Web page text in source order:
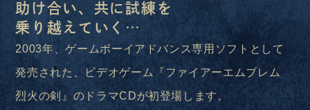
助け合い、共に試練を
乗り越えていく…
2003年、ゲームボーイアドバンス専用ソフトとして
発売された、ビデオゲーム『ファイアーエムブレム
烈火の剣』のドラマCDが初登場します。